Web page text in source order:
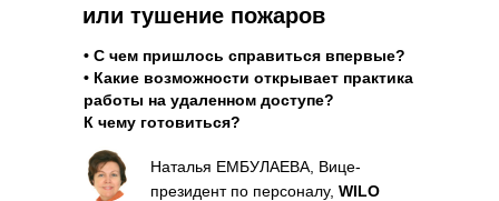
или тушение пожаров
Наталья ЕМБУЛАЕВА, Вице-
президент по персоналу, WILO
• С чем пришлось справиться впервые?
• Какие возможности открывает практика
работы на удаленном доступе?
К чему готовиться?